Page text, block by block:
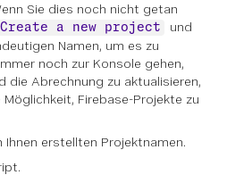
Sie dies noch nicht getan
Create a new project
und
Namen, um es zu
noch zur Konsole gehen,
die Abrechnung zu aktualisieren,
Firebase-Projekte zu
Ihnen erstellten Projektnamen.